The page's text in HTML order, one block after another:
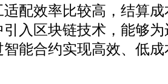
配效率比较高，结算
引入区块链技术，能够
能合约实现高效、低